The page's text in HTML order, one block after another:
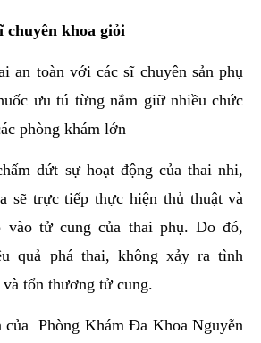
chuyên khoa giỏi
an toàn với các sĩ chuyên sản phụ
ưu tú từng nắm giữ nhiều chức
phòng khám lớn
dứt sự hoạt động của thai nhi,
sẽ trực tiếp thực hiện thủ thuật và
vào tử cung của thai phụ. Do đó,
quả phá thai, không xảy ra tình
tổn thương tử cung.
của Phòng Khám Đa Khoa Nguyễn